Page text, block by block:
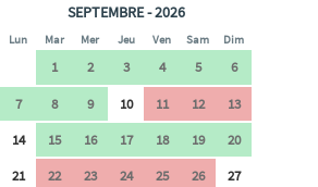
SEPTEMBRE - 2026
Lun Mar Mer Jeu Ven Sam Dim
1 2 3 4 5
6
7
8 9 10 11 12
13
14
15 16 17 18 19
20
21
22 23 24 25 26
27